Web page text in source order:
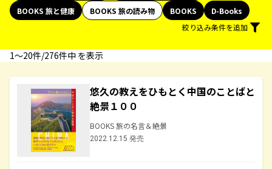
BOOKS 旅と健康
BOOKS 旅の読み物 BOOKS
D-Books
絞り込み条件を追加
1〜20件/276件中 を表示
悠久の教えをひもとく中国のことばと
絶景１００
BOOKS 旅の名言＆絶景
2022.12.15 発売